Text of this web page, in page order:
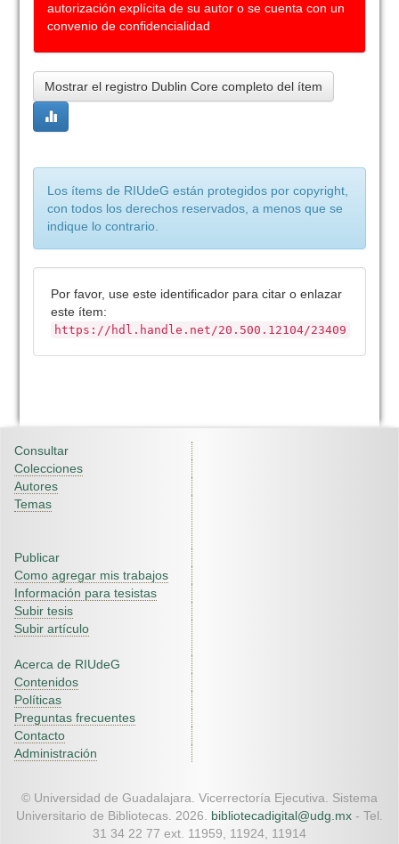
autorización explícita de su autor o se cuenta con un
convenio de confidencialidad
Mostrar el registro Dublin Core completo del ítem
Los ítems de RIUdeG están protegidos por copyright,
con todos los derechos reservados, a menos que se
indique lo contrario.
Por favor, use este identificador para citar o enlazar
este ítem:
https://hdl.handle.net/20.500.12104/23409
Consultar
Colecciones
Autores
Temas
Publicar
Como agregar mis trabajos
Información para tesistas
Subir tesis
Subir artículo
Acerca de RIUdeG
Contenidos
Políticas
Preguntas frecuentes
Contacto
Administración
© Universidad de Guadalajara. Vicerrectoría Ejecutiva. Sistema
Universitario de Bibliotecas. 2026. bibliotecadigital@udg.mx - Tel.
31 34 22 77 ext. 11959, 11924, 11914